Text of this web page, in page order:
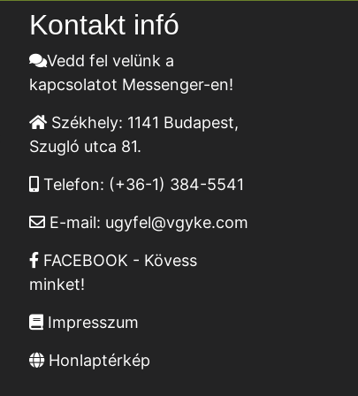
Kontakt infó
Vedd fel velünk a
kapcsolatot Messenger-en!
Székhely: 1141 Budapest,
Szugló utca 81.
Telefon: (+36-1) 384-5541
E-mail: ugyfel@vgyke.com
FACEBOOK - Kövess
minket!
Impresszum
Honlaptérkép